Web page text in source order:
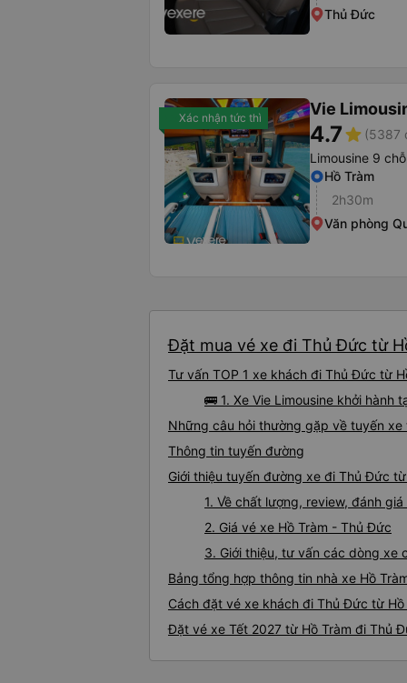
Thủ Đức
Xác nhận tức thì Vie
4.7star (5387
Limousine 9 chỗ
Hồ Tràm
2h30m
Văn phòng
Đặt mua vé xe đi Thủ Đức từ
Tư vấn TOP 1 xe khách đi Thủ Đức từ
🚌 1. Xe Vie Limousine khởi hành
Những câu hỏi thường gặp về tuyến
Thông tin tuyến đường
Giới thiệu tuyến đường xe đi Thủ Đức từ
1. Về chất lượng, review, đánh
2. Giá vé xe Hồ Tràm - Thủ Đức
3. Giới thiệu, tư vấn các dòng xe
Bảng tổng hợp thông tin nhà xe Hồ
Cách đặt vé xe khách đi Thủ Đức từ
Đặt vé xe Tết 2027 từ Hồ Tràm đi Thủ